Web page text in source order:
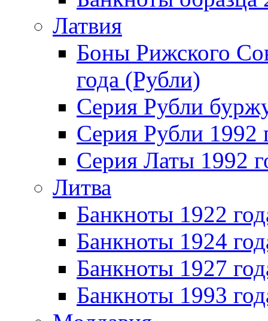
Латвия
Боны Рижского
года (Рубли)
Серия Рубли
Серия Рубли 1992
Серия Латы 1992
Литва
Банкноты 1922
Банкноты 1924
Банкноты 1927
Банкноты 1993